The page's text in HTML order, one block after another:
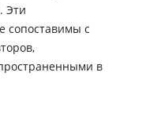
Эти
сопоставимы с
в